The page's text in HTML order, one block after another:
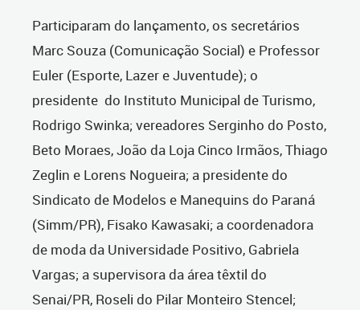
Participaram do lançamento, os secretários
Marc Souza (Comunicação Social) e Professor
Euler (Esporte, Lazer e Juventude); o
presidente do Instituto Municipal de Turismo,
Rodrigo Swinka; vereadores Serginho do Posto,
Beto Moraes, João da Loja Cinco Irmãos, Thiago
Zeglin e Lorens Nogueira; a presidente do
Sindicato de Modelos e Manequins do Paraná
(Simm/PR), Fisako Kawasaki; a coordenadora
de moda da Universidade Positivo, Gabriela
Vargas; a supervisora da área têxtil do
Senai/PR, Roseli do Pilar Monteiro Stencel;